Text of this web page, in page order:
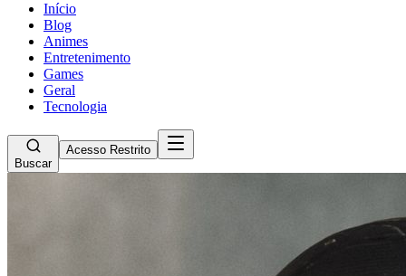
Início
Blog
Animes
Entretenimento
Games
Geral
Tecnologia
Buscar
Acesso Restrito